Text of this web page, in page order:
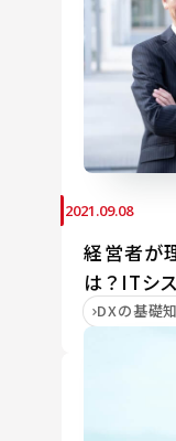
2021.09.08
経営者が
は？ITシ
DXの基礎